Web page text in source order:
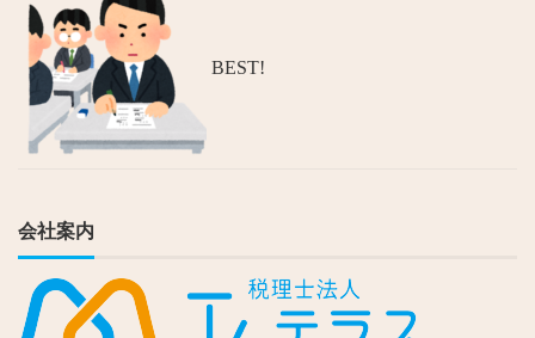
BEST!
会社案内